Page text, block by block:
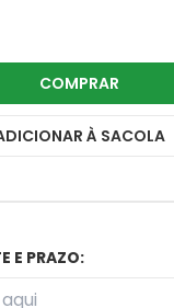
COMPRAR
À SACOLA
E PRAZO: